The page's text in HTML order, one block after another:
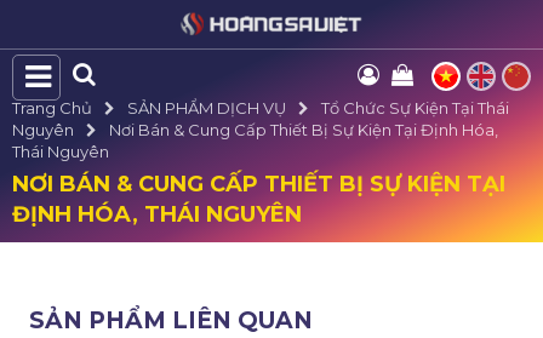
Trang Chủ SẢN PHẨM DỊCH VỤ
Tổ Chức Sự Kiện Tại Thái
Nguyên
Nơi Bán & Cung Cấp Thiết Bị Sự Kiện Tại Định Hóa,
Thái Nguyên
NƠI BÁN & CUNG CẤP THIẾT BỊ SỰ KIỆN TẠI
ĐỊNH HÓA, THÁI NGUYÊN
SẢN PHẨM LIÊN QUAN